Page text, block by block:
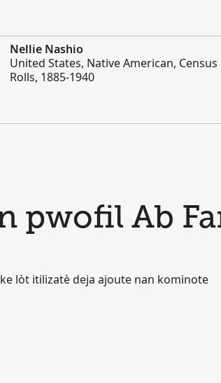
Nellie Nashio
United States, Native American, Census
Rolls, 1885-1940
pwofil Ab
lòt itilizatè deja ajoute nan kominote